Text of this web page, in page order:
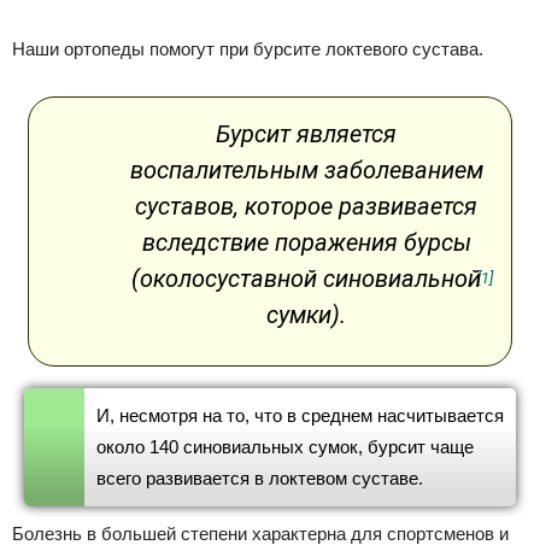
Наши ортопеды помогут при бурсите локтевого сустава.
Бурсит является
воспалительным заболеванием
суставов, которое развивается
вследствие поражения бурсы
(околосуставной синовиальной
сумки).
[1]
И, несмотря на то, что в среднем насчитывается
около 140 синовиальных сумок, бурсит чаще
всего развивается в локтевом суставе.
Болезнь в большей степени характерна для спортсменов и